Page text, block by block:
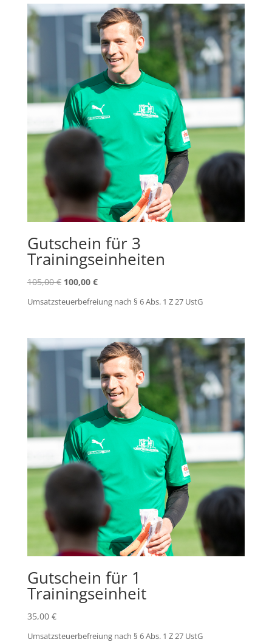
Gutschein für 3
Trainingseinheiten
105,00€ Ursprünglicher
100,00 €Aktueller
ist:
Umsatzsteuerbefreiung nach § 6 Abs. 1 Z 27 UstG
Gutschein für 1
Trainingseinheit
35,00 €
Umsatzsteuerbefreiung nach § 6 Abs. 1 Z 27 UstG